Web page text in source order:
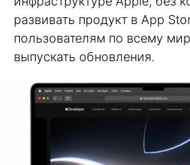
развивать продукт в App
пользователям по всему
выпускать обновления.